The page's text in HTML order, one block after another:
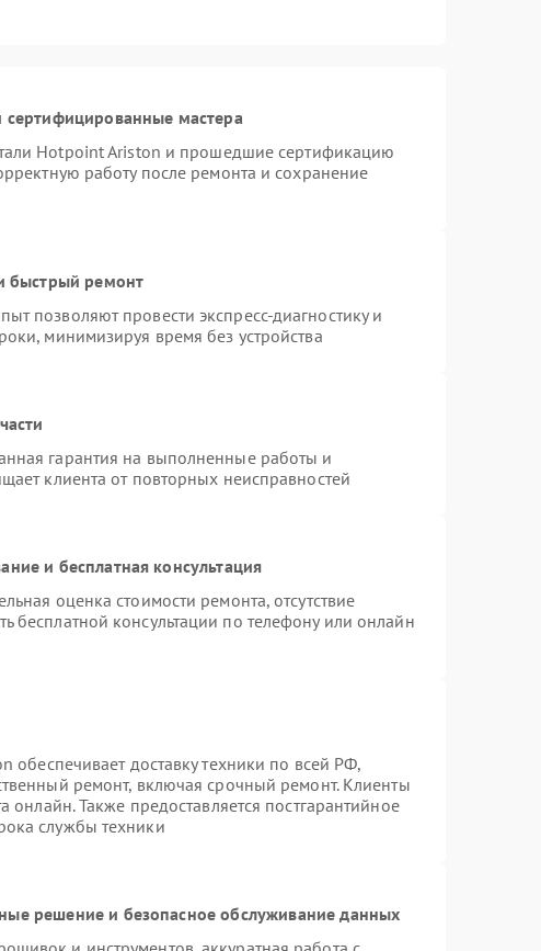
сертифицированные мастера
Hotpoint Ariston и прошедшие сертификацию
работу после ремонта и сохранение
быстрый ремонт
позволяют провести экспресс-диагностику и
минимизируя время без устройства
гарантия на выполненные работы и
клиента от повторных неисправностей
и бесплатная консультация
оценка стоимости ремонта, отсутствие
бесплатной консультации по телефону или онлайн
обеспечивает доставку техники по всей РФ,
ремонт, включая срочный ремонт. Клиенты
онлайн. Также предоставляется постгарантийное
службы техники
решение и безопасное обслуживание данных